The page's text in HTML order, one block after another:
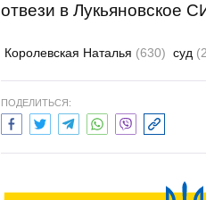
отвези в Лукьяновское
Королевская Наталья (630) суд
ПОДЕЛИТЬСЯ: